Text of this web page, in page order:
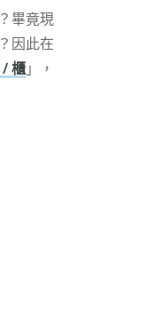
畢竟現
因此在
/ 櫃」，